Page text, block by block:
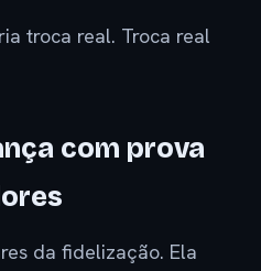
troca real. Troca real
com prova
da fidelização. Ela